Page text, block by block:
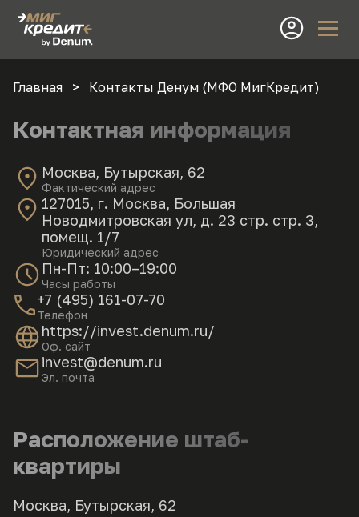
Главная Контакты Денум (МФО МигКредит)
Контактная информация
Москва, Бутырская, 62
Фактический адрес
127015, г. Москва, Большая
Новодмитровская ул, д. 23 стр. стр. 3,
помещ. 1/7
Юридический адрес
Пн-Пт: 10:00–19:00
Часы работы
+7 (495) 161-07-70
Телефон
https://invest.denum.ru/
Оф. сайт
invest@denum.ru
Эл. почта
Расположение штаб-
квартиры
Москва, Бутырская, 62